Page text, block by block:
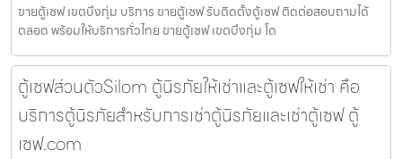
ขายตู้เซฟ เขตบึงกุ่ม บริการ ขายตู้เซฟ รับติดตั้งตู้เซฟ ติดต่อสอบถามได้
ตลอด พร้อมให้บริการทั่วไทย ขายตู้เซฟ เขตบึงกุ่ม โด
ตู้เซฟส่วนตัวSilom ตู้นิรภัยให้เช่าและตู้เซฟให้เช่า คือ
บริการตู้นิรภัยสำหรับการเช่าตู้นิรภัยและเช่าตู้เซฟ ตู้
เซฟ.com